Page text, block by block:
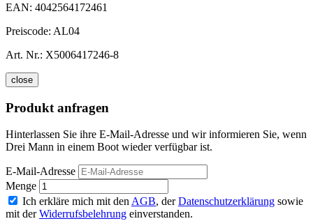
EAN: 4042564172461
Preiscode: AL04
Art. Nr.: X5006417246-8
close
Produkt anfragen
Hinterlassen Sie ihre E-Mail-Adresse und wir informieren Sie, wenn
Drei Mann in einem Boot wieder verfügbar ist.
E-Mail-Adresse
Menge
Ich erkläre mich mit den AGB, derDatenschutzerklärung sowie
mit derWiderrufsbelehrung einverstanden.